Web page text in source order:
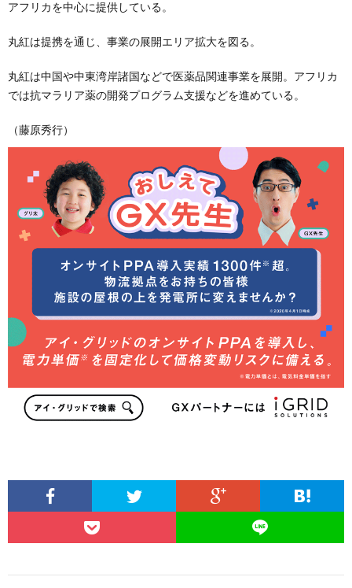
アフリカを中心に提供している。
丸紅は提携を通じ、事業の展開エリア拡大を図る。
丸紅は中国や中東湾岸諸国などで医薬品関連事業を展開。アフリカ
では抗マラリア薬の開発プログラム支援などを進めている。
（藤原秀行）